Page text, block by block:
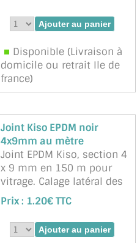
fond de joint en feuillure.
Dimensions en mm 4 x 9
Marque : ADLER -
Référence :37514C
Disponible (Livraison à
domicile ou retrait Ile de
france)
Joint Kiso EPDM noir
4x9mm au mètre
Joint EPDM Kiso, section 4
x 9 mm en 150 m pour
vitrage. Calage latéral des
vitres (verres) en feuillure.
Une face autocollante
Marque : NNPP Service
Miroiterie - Référence :
Prix : 1.20€ TTC